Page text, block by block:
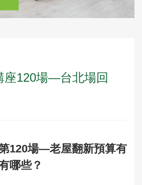
座120場—台北場回
120場—老屋翻新預算有
哪些？